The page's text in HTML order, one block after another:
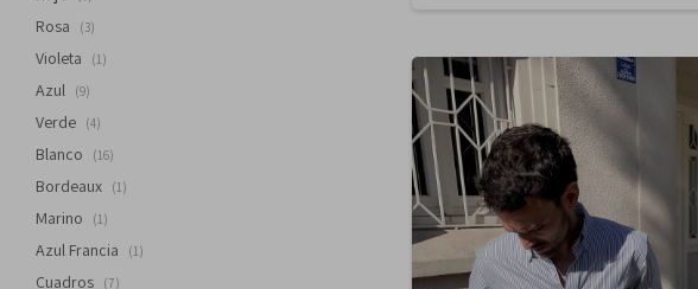
Rosa (3)
Violeta (1)
Azul (9)
Verde (4)
Blanco (16)
Bordeaux (1)
Marino (1)
Azul Francia (1)
Cuadros (7)